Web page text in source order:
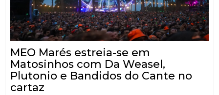
MEO Marés estreia-se em
Matosinhos com Da Weasel,
Plutonio e Bandidos do Cante no
cartaz